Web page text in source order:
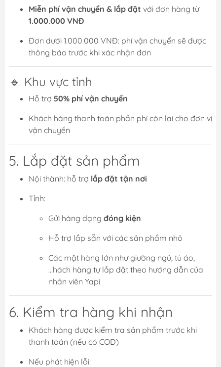
Miễn phí vận chuyển & lắp đặt với đơn hàng từ
1.000.000 VNĐ
Đơn dưới 1.000.000 VNĐ: phí vận chuyển sẽ được
thông báo trước khi xác nhận đơn
🔹 Khu vực tỉnh
Hỗ trợ 50% phí vận chuyển
Khách hàng thanh toán phần phí còn lại cho đơn vị
vận chuyển
5. Lắp đặt sản phẩm
Nội thành: hỗ trợ lắp đặt tận nơi
Tỉnh:
Gửi hàng dạng đóng kiện
Hỗ trợ lắp sẵn với các sản phẩm nhỏ
Các mặt hàng lớn như giường ngủ, tủ áo,
...hách hàng tự lắp đặt theo hướng dẫn của
nhân viên Yapi
6. Kiểm tra hàng khi nhận
Khách hàng được kiểm tra sản phẩm trước khi
thanh toán (nếu có COD)
Nếu phát hiện lỗi: